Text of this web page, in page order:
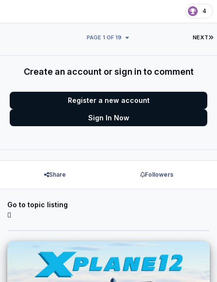
4
NEXT
PAGE 1 OF 19
Create an account or sign in to comment
Register a new account
Sign In Now
Share Followers
Go to topic listing